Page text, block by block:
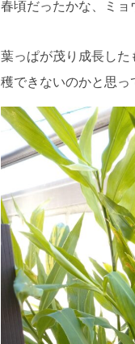
春頃だったかな、ミョ
葉っぱが茂り成長し
穫できないのかと思っ